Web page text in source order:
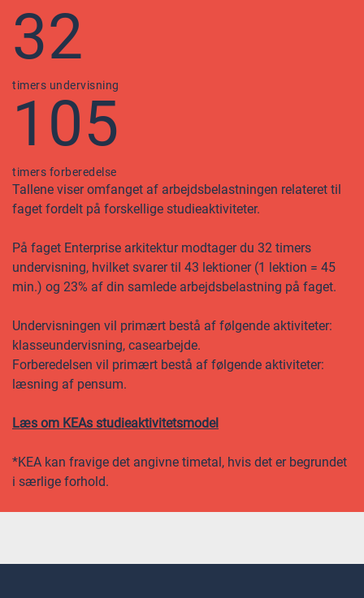
32
timers undervisning
105
timers forberedelse
Tallene viser omfanget af arbejdsbelastningen relateret til
faget fordelt på forskellige studieaktiviteter.
På faget Enterprise arkitektur modtager du 32 timers
undervisning, hvilket svarer til 43 lektioner (1 lektion = 45
min.) og 23% af din samlede arbejdsbelastning på faget.
Undervisningen vil primært bestå af følgende aktiviteter:
klasseundervisning, casearbejde.
Forberedelsen vil primært bestå af følgende aktiviteter:
læsning af pensum.
Læs om KEAs studieaktivitetsmodel
*KEA kan fravige det angivne timetal, hvis det er begrundet
i særlige forhold.